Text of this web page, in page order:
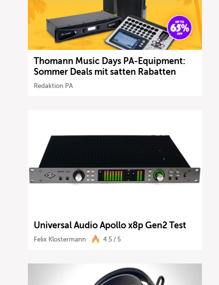
Thomann Music Days PA-Equipment:
Sommer Deals mit satten Rabatten
Redaktion PA
Universal Audio Apollo x8p Gen2 Test
Felix Klostermann 4.5 / 5